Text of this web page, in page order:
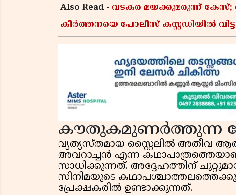
Also Read - വടകര മയക്കുമരുന്ന് കേസ്;
കീർത്തനയെ പോലീസ് കസ്റ്റഡിയിൽ
കൗതുകമുണർത്തുന്ന
വ്യത്യസ്തമായ സ്റ്റൈലിൽ അതീവ
അവറാച്ചൻ എന്ന
സാധിക്കുന്നത്. അദ്ദേഹത്തിന്
സിനിമയുടെ
പ്രേക്ഷകരിൽ ഉണ്ടാക്കുന്നത്.